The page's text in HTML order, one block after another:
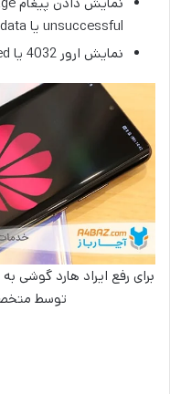
unsuccessful یا emergency data
نمایش ارور 4032 یا dram failed
برای رفع ایراد هارد گوشی
توسط